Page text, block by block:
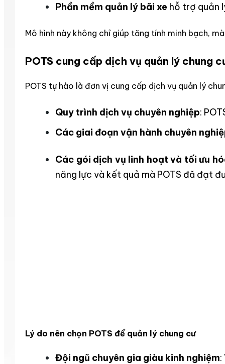
Phần mềm quản lý bãi xe hỗ trợ quản
Mô hình này không chỉ giúp tăng tính minh bạch,
POTS cung cấp dịch vụ quản lý chung
POTS tự hào là đơn vị cung cấp dịch vụ quản lý
Quy trình dịch vụ chuyên nghiệp:
Các giai đoạn vận hành chuyên
Các gói dịch vụ linh hoạt và tối ưu
năng lực và kết quả mà POTS đã đạt
Lý do nên chọn POTS để quản lý chung cư
Đội ngũ chuyên gia giàu kinh nghiệm: